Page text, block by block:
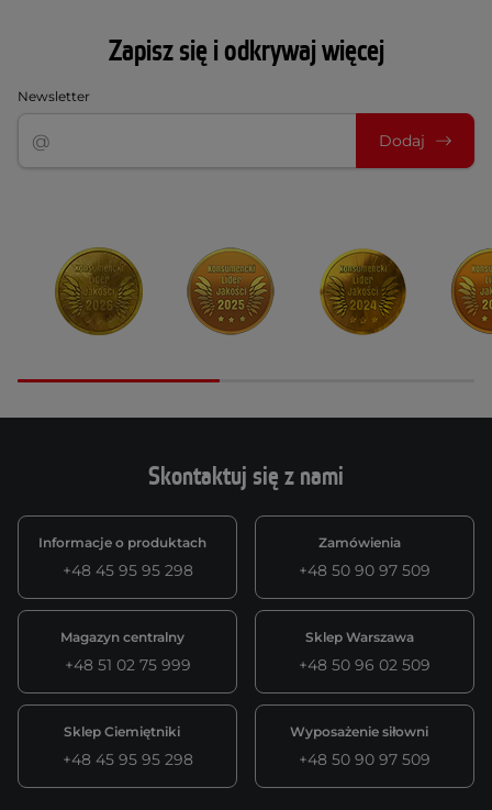
Zapisz się i odkrywaj więcej
Newsletter
Dodaj
Skontaktuj się z nami
Informacje o produktach
+48 45 95 95 298
Zamówienia
+48 50 90 97 509
Magazyn centralny
+48 51 02 75 999
Sklep Warszawa
+48 50 96 02 509
Sklep Ciemiętniki
+48 45 95 95 298
Wyposażenie siłowni
+48 50 90 97 509